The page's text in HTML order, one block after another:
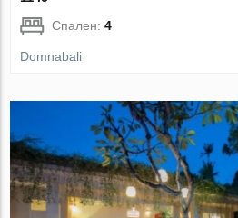
Спален:4
Domnabali